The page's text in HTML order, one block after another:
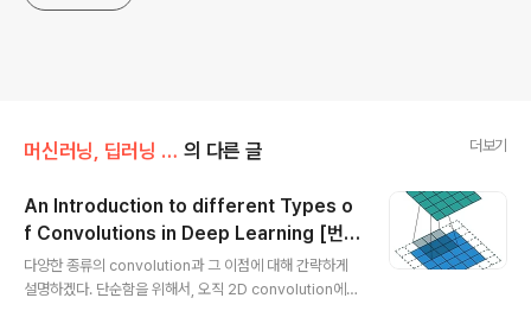
머신러닝, 딥러닝 공부 의 다른 글 더보기
An Introduction to different Types o
f Convolutions in Deep Learning [번
역]
다양한 종류의 convolution과 그 이점에 대해 간략하게
설명하겠다. 단순함을 위해서, 오직 2D convolution에만